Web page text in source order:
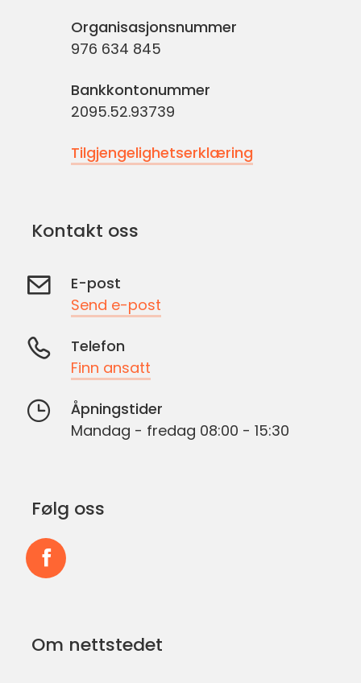
Organisasjonsnummer
976 634 845
Bankkontonummer
2095.52.93739
Tilgjengelighetserklæring
Kontakt oss
E-post
Send e-post
Telefon
Finn ansatt
Åpningstider
Mandag - fredag 08:00 - 15:30
Følg oss
Facebook
Om nettstedet